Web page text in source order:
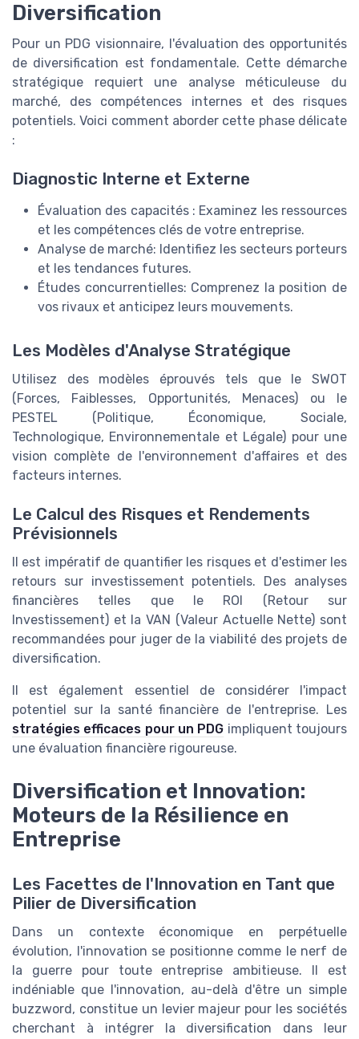
Diversification
Pour un PDG visionnaire, l'évaluation des opportunités
de diversification est fondamentale. Cette démarche
stratégique requiert une analyse méticuleuse du
marché, des compétences internes et des risques
potentiels. Voici comment aborder cette phase délicate
:
Diagnostic Interne et Externe
Évaluation des capacités : Examinez les ressources
et les compétences clés de votre entreprise.
Analyse de marché: Identifiez les secteurs porteurs
et les tendances futures.
Études concurrentielles: Comprenez la position de
vos rivaux et anticipez leurs mouvements.
Les Modèles d'Analyse Stratégique
Utilisez des modèles éprouvés tels que le SWOT
(Forces, Faiblesses, Opportunités, Menaces) ou le
PESTEL (Politique, Économique, Sociale,
Technologique, Environnementale et Légale) pour une
vision complète de l'environnement d'affaires et des
facteurs internes.
Le Calcul des Risques et Rendements
Prévisionnels
Il est impératif de quantifier les risques et d'estimer les
retours sur investissement potentiels. Des analyses
financières telles que le ROI (Retour sur
Investissement) et la VAN (Valeur Actuelle Nette) sont
recommandées pour juger de la viabilité des projets de
diversification.
Il est également essentiel de considérer l'impact
potentiel sur la santé financière de l'entreprise. Les
stratégies efficaces pour un PDG impliquent toujours
une évaluation financière rigoureuse.
Diversification et Innovation:
Moteurs de la Résilience en
Entreprise
Les Facettes de l'Innovation en Tant que
Pilier de Diversification
Dans un contexte économique en perpétuelle
évolution, l'innovation se positionne comme le nerf de
la guerre pour toute entreprise ambitieuse. Il est
indéniable que l'innovation, au-delà d'être un simple
buzzword, constitue un levier majeur pour les sociétés
cherchant à intégrer la diversification dans leur